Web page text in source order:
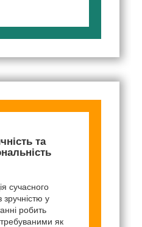
та
сучасного
зручністю у
робить
як